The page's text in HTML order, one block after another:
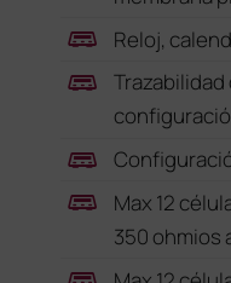
Reloj,
Max 12
350 ohmios